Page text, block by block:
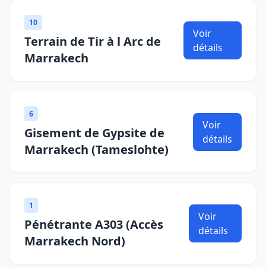
10
Terrain de Tir à l Arc de
Marrakech
Voir
détails
6
Gisement de Gypsite de
Marrakech (Tameslohte)
Voir
détails
1
Pénétrante A303 (Accès
Marrakech Nord)
Voir
détails